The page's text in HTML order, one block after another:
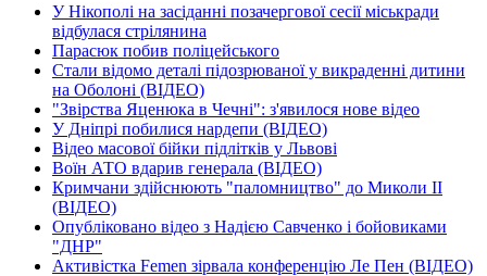
У Нікополі на засіданні позачергової сесії міськради
відбулася стрілянина
Парасюк побив поліцейського
Стали відомо деталі підозрюваної у викраденні дитини
на Оболоні (ВІДЕО)
"Звірства Яценюка в Чечні": з'явилося нове відео
У Дніпрі побилися нардепи (ВІДЕО)
Відео масової бійки підлітків у Львові
Воїн АТО вдарив генерала (ВІДЕО)
Кримчани здійснюють "паломництво" до Миколи ІІ
(ВІДЕО)
Опубліковано відео з Надією Савченко і бойовиками
"ДНР"
Активістка Femen зірвала конференцію Ле Пен (ВІДЕО)